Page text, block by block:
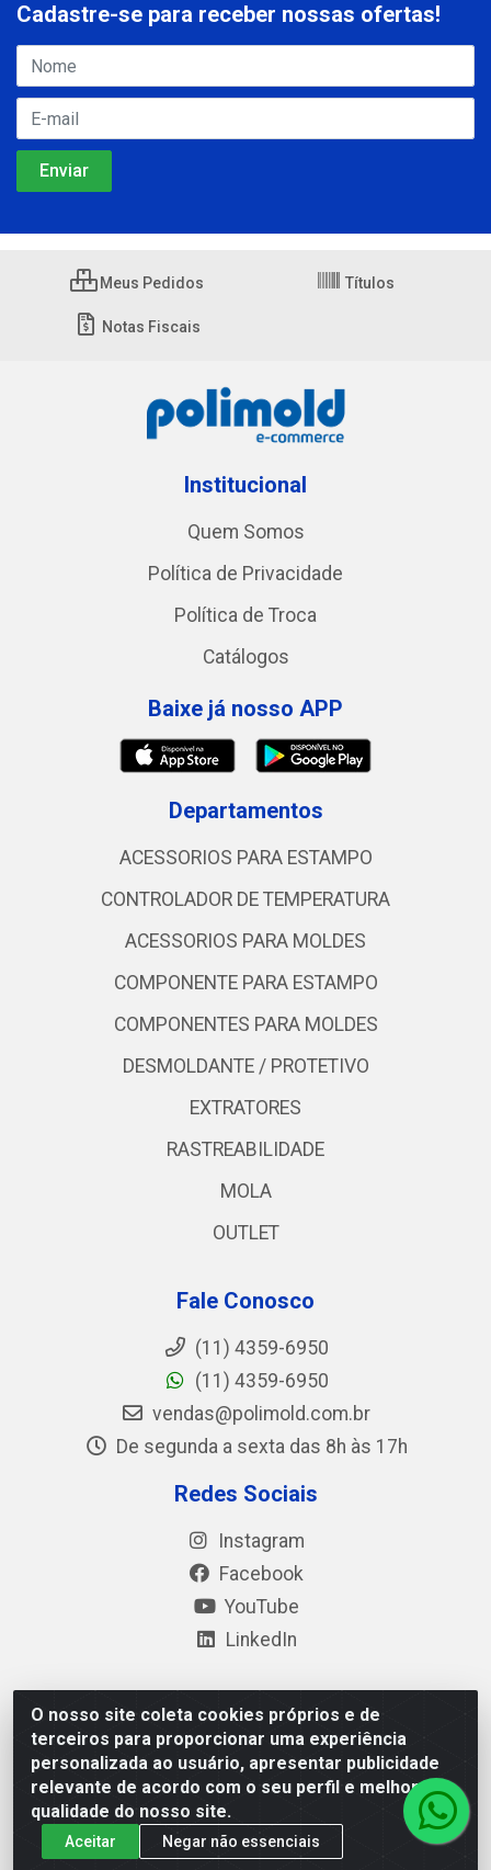
O nosso site coleta cookies próprios e de
terceiros para proporcionar uma experiência
personalizada ao usuário, apresentar publicidade
relevante de acordo com o seu perfil e melhorar a
qualidade do nosso site.
Aceitar
Negar não essenciais
Cadastre-se para receber nossas ofertas!
Meus Pedidos Títulos
Notas Fiscais
Institucional
Quem Somos
Política de Privacidade
Política de Troca
Catálogos
Baixe já nosso APP
Departamentos
ACESSORIOS PARA ESTAMPO
CONTROLADOR DE TEMPERATURA
ACESSORIOS PARA MOLDES
COMPONENTE PARA ESTAMPO
COMPONENTES PARA MOLDES
DESMOLDANTE / PROTETIVO
EXTRATORES
RASTREABILIDADE
MOLA
OUTLET
Fale Conosco
(11) 4359-6950
(11) 4359-6950
vendas@polimold.com.br
De segunda a sexta das 8h às 17h
Redes Sociais
Instagram
Facebook
YouTube
LinkedIn
Polimold Industrial Ltda - Estrada dos Casa, 4585 – São
Bernardo do Campo / SP – CEP: 09.840-000 - CNPJ
44.106.466/0001-41